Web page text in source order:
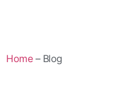
Home– Blog